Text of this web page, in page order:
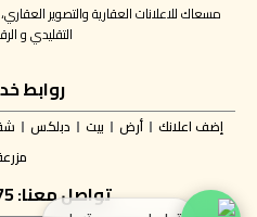
مسعاك للاعلانات العقارية والتصوير
التقليدي و
روابط
إضف اعلانك أرض بيت دبلكس
تواصل معنا: 0508001475